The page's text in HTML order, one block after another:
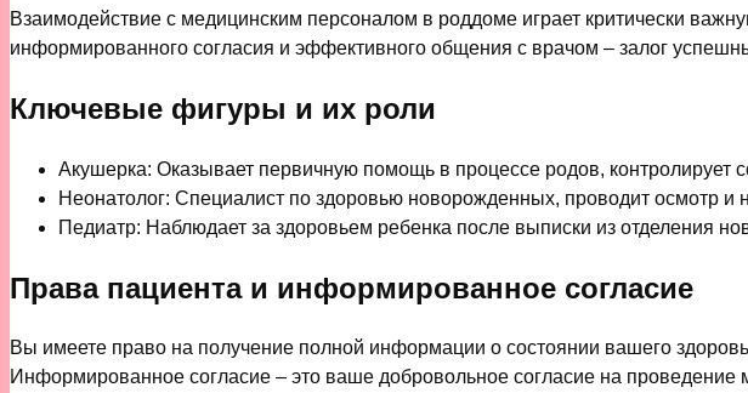
Взаимодействие с медицинским персоналом в роддоме играет критически
информированного согласия и эффективного общения с врачом – залог
Ключевые фигуры и их роли
Акушерка: Оказывает первичную помощь в процессе родов, контролирует
Неонатолог: Специалист по здоровью новорожденных, проводит осмотр
Педиатр: Наблюдает за здоровьем ребенка после выписки из отделения
Права пациента и информированное согласие
Вы имеете право на получение полной информации о состоянии вашего
Информированное согласие – это ваше добровольное согласие на